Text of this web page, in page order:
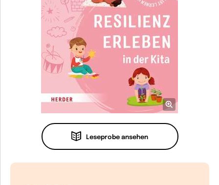
Leseprobe ansehen